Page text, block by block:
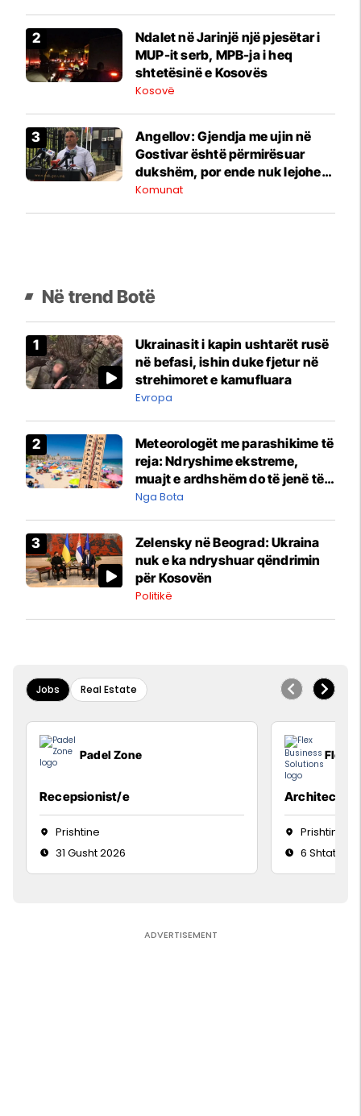
Ndalet në Jarinjë një pjesëtar i
MUP-it serb, MPB-ja i heq
shtetësinë e Kosovës
Kosovë
Angellov: Gjendja me ujin në
Gostivar është përmirësuar
dukshëm, por ende nuk lejohet
për pije
Komunat
Në trend Botë
Ukrainasit i kapin ushtarët rusë
në befasi, ishin duke fjetur në
strehimoret e kamufluara
Evropa
Meteorologët me parashikime të
reja: Ndryshime ekstreme,
muajt e ardhshëm do të jenë të
pazakontë
Nga Bota
Zelensky në Beograd: Ukraina
nuk e ka ndryshuar qëndrimin
për Kosovën
Politikë
Jobs Real Estate
Padel Zone
Recepsionist/e
Prishtine
31 Gusht 2026
Flex
Architect
Prishtinë
6 Shtator